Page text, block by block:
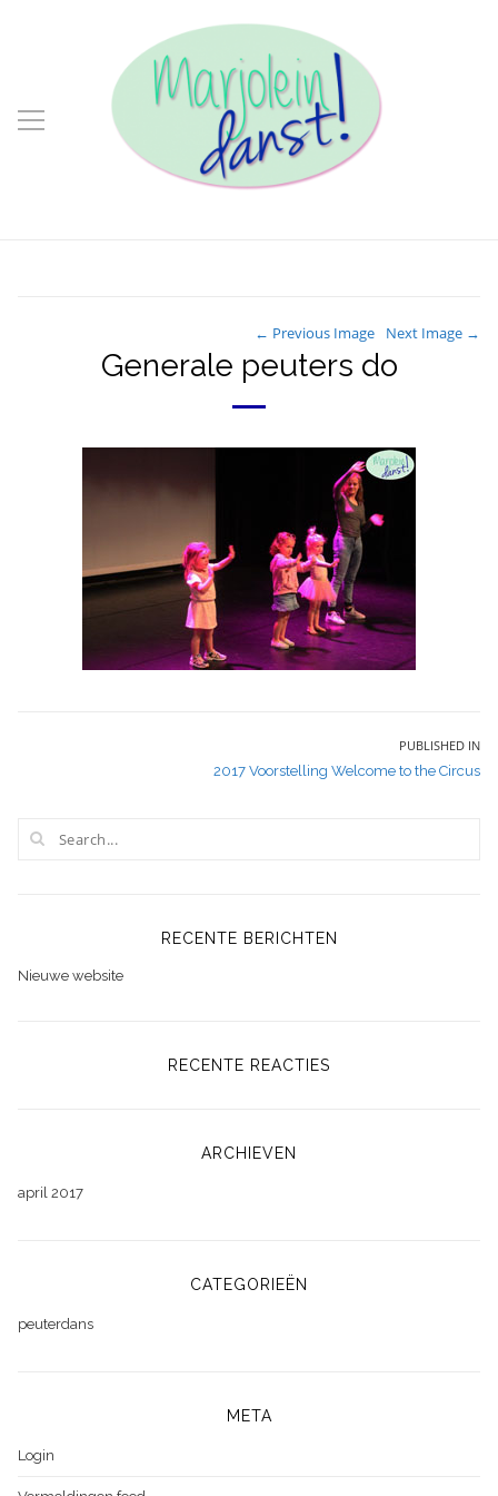
← Previous Image Next Image →
Generale peuters do
PUBLISHED IN
2017 Voorstelling Welcome to the Circus
RECENTE BERICHTEN
Nieuwe website
RECENTE REACTIES
ARCHIEVEN
april 2017
CATEGORIEËN
peuterdans
META
Login